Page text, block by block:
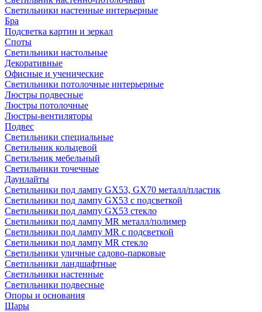
Светильники настенные интерьерные
Бра
Подсветка картин и зеркал
Споты
Светильники настольные
Декоративные
Офисные и ученические
Светильники потолочные интерьерные
Люстры подвесные
Люстры потолочные
Люстры-вентиляторы
Подвес
Светильники специальные
Светильник кольцевой
Светильник мебельный
Светильники точечные
Даунлайты
Светильники под лампу GX53, GX70 металл/пластик
Светильники под лампу GX53 с подсветкой
Светильники под лампу GX53 стекло
Светильники под лампу MR металл/полимер
Светильники под лампу MR с подсветкой
Светильники под лампу MR стекло
Светильники уличные садово-парковые
Светильники ландшафтные
Светильники настенные
Светильники подвесные
Опоры и основания
Шары